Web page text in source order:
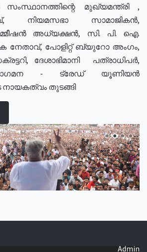
സംസ്ഥാനത്തിന്റെ മുഖ്യമന്ത്രി ,
നിയമസഭാ സാമാജികൻ,
അധ്യക്ഷൻ, സി. പി. ഐ.
നേതാവ്, പോളിറ്റ് ബ്യുറോ അംഗം,
ദേശാഭിമാനി പത്രാധിപർ,
- ട്രേഡ് യൂണിയൻ
തുടങ്ങി
Admin